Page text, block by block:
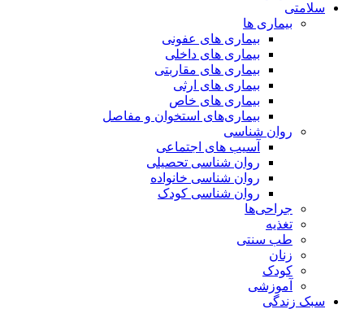
سلامتی
بیماری ها
بیماری های عفونی
بیماری های داخلی
بیماری های مقاربتی
بیماری های ارثی
بیماری های خاص
بیماری‌های استخوان و مفاصل
روان شناسی
آسیب های اجتماعی
روان شناسی تحصیلی
روان شناسی خانواده
روان شناسی کودک
جراحی‌ها
تغذیه
طب سنتی
زنان
کودک
آموزشی
سبک زندگی